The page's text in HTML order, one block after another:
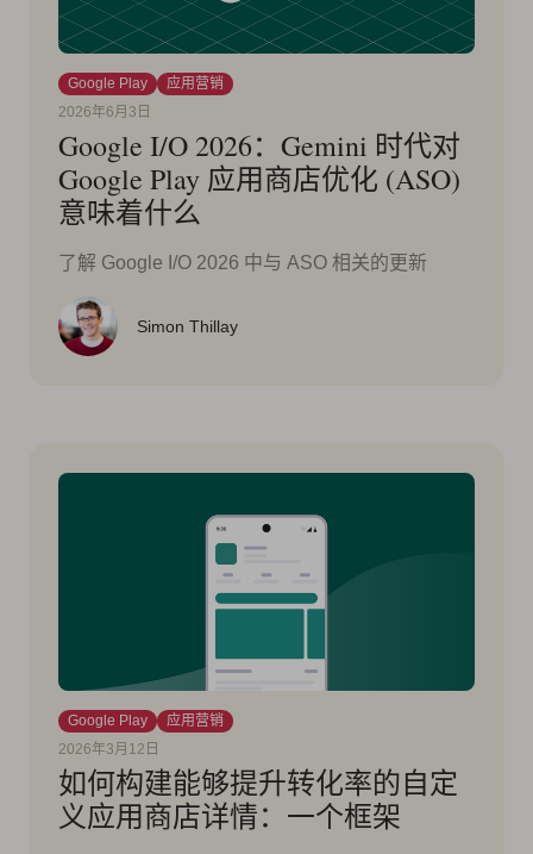
Google Play
应用营销
2026年6月3日
Google I/O 2026：Gemini 时代对
Google Play 应用商店优化 (ASO)
意味着什么
了解 Google I/O 2026 中与 ASO 相关的更新
Simon Thillay
Google Play
应用营销
2026年3月12日
如何构建能够提升转化率的自定
义应用商店详情：一个框架